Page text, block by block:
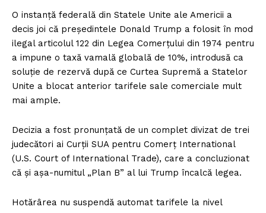
O instanță federală din Statele Unite ale Americii a
decis joi că președintele Donald Trump a folosit în mod
ilegal articolul 122 din Legea Comerțului din 1974 pentru
a impune o taxă vamală globală de 10%, introdusă ca
soluție de rezervă după ce Curtea Supremă a Statelor
Unite a blocat anterior tarifele sale comerciale mult
mai ample.
Decizia a fost pronunțată de un complet divizat de trei
judecători ai Curții SUA pentru Comerț International
(U.S. Court of International Trade), care a concluzionat
că și așa-numitul „Plan B” al lui Trump încalcă legea.
Hotărârea nu suspendă automat tarifele la nivel